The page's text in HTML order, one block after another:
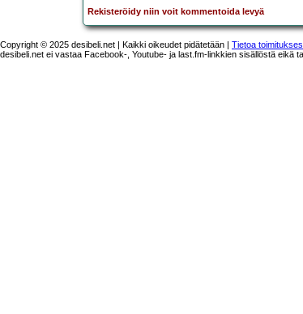
Rekisteröidy niin voit kommentoida levyä
Copyright © 2025 desibeli.net | Kaikki oikeudet pidätetään | Tietoa
desibeli.net ei vastaa Facebook-, Youtube- ja last.fm-linkkien sisällöstä eikä